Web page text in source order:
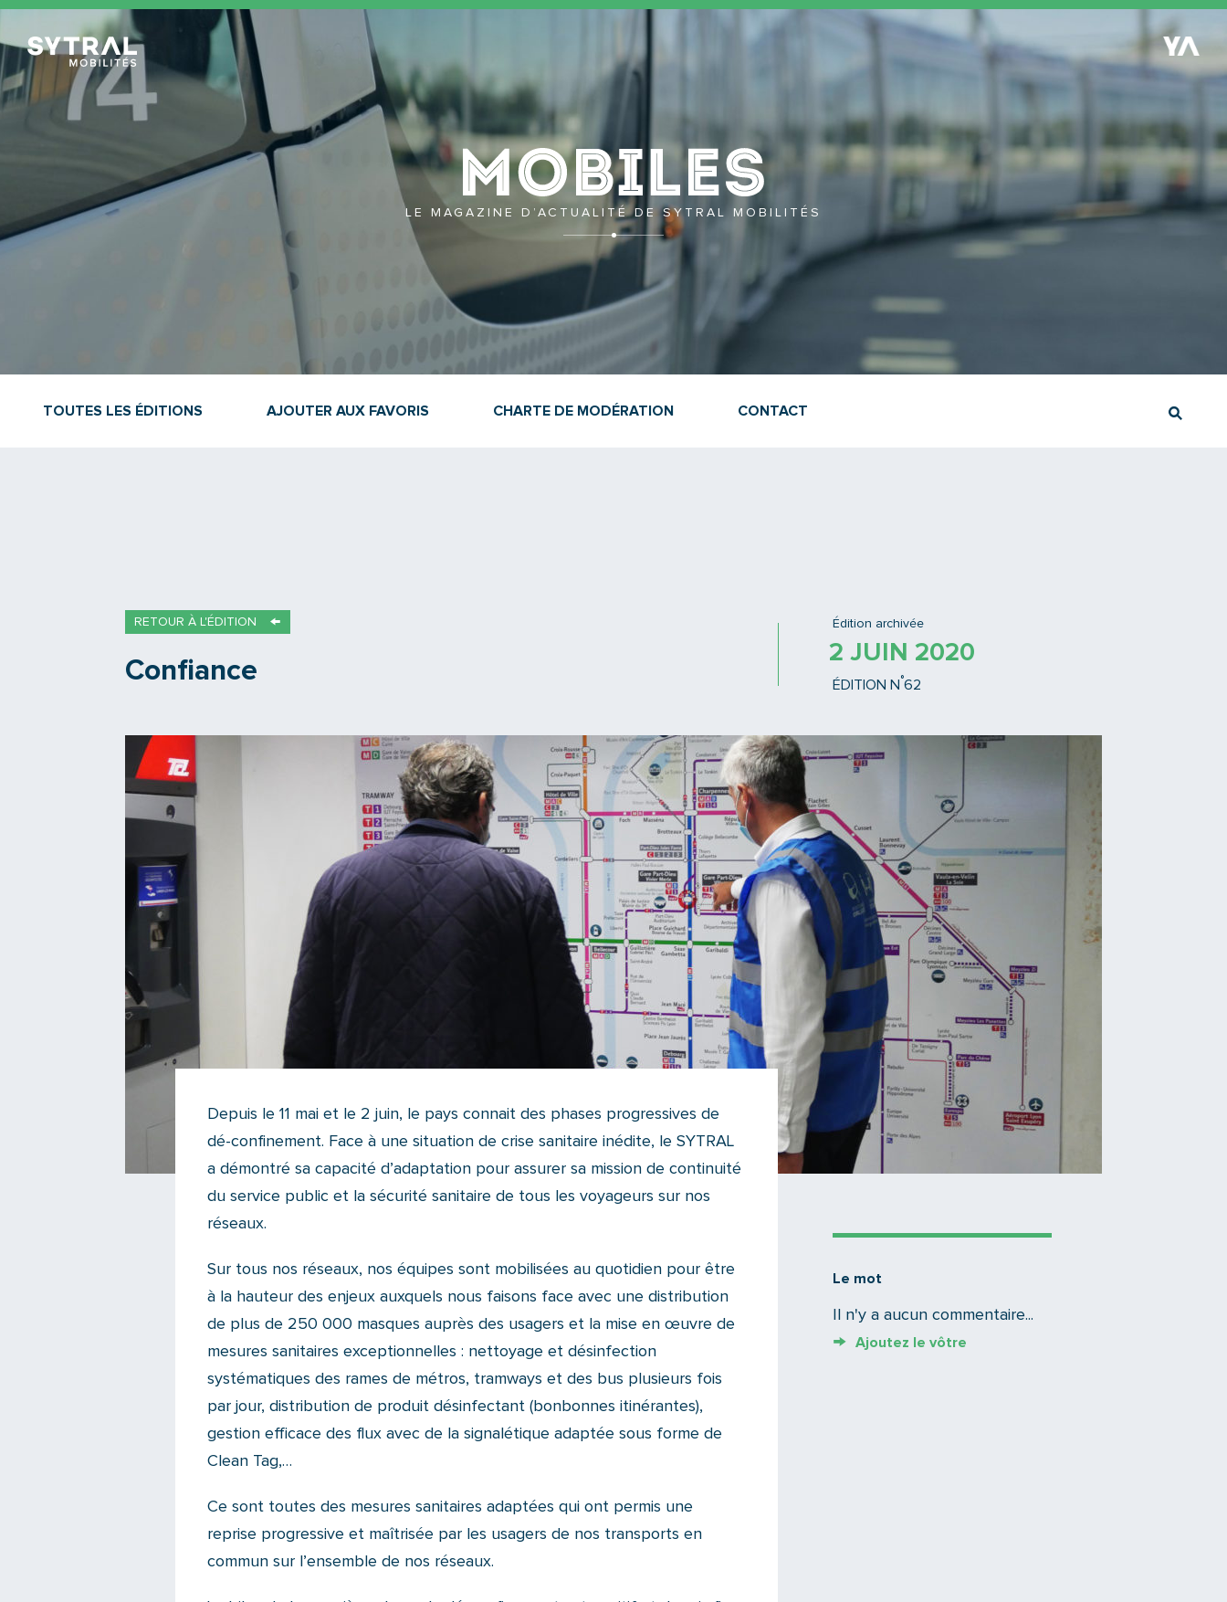
TCL Sytral
Retour à l'accueil
Mobiles
LE MAGAZINE D’ACTUALITÉ DE SYTRAL MOBILITÉS
TOUTES LES ÉDITIONS AJOUTER AUX FAVORIS CHARTE DE MODÉRATION CONTACT
RETOUR À L'ÉDITION Édition archivée
2 JUIN 2020
ÉDITION N °62
Confiance
Le mot
Il n'y a aucun commentaire...
Ajoutez le vôtre
Depuis le 11 mai et le 2 juin, le pays connait des phases progressives de
dé-confinement. Face à une situation de crise sanitaire inédite, le SYTRAL
a démontré sa capacité d’adaptation pour assurer sa mission de continuité
du service public et la sécurité sanitaire de tous les voyageurs sur nos
réseaux.
Sur tous nos réseaux, nos équipes sont mobilisées au quotidien pour être
à la hauteur des enjeux auxquels nous faisons face avec une distribution
de plus de 250 000 masques auprès des usagers et la mise en œuvre de
mesures sanitaires exceptionnelles : nettoyage et désinfection
systématiques des rames de métros, tramways et des bus plusieurs fois
par jour, distribution de produit désinfectant (bonbonnes itinérantes),
gestion efficace des flux avec de la signalétique adaptée sous forme de
Clean Tag,…
Ce sont toutes des mesures sanitaires adaptées qui ont permis une
reprise progressive et maîtrisée par les usagers de nos transports en
commun sur l’ensemble de nos réseaux.